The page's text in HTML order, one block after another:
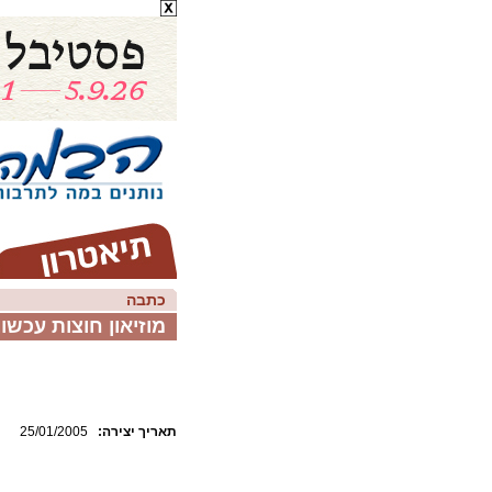
כתבה
מוזיאון חוצות
25/01/2005 :תאריך יצירה